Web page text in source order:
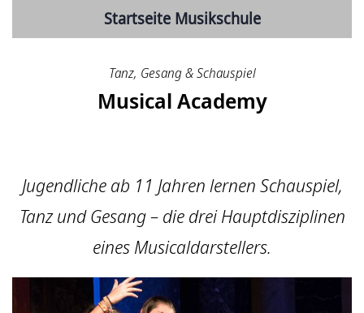
Startseite Musikschule
Tanz, Gesang & Schauspiel
Musical Academy
Jugendliche ab 11 Jahren lernen Schauspiel,
Tanz und Gesang – die drei Hauptdisziplinen
eines Musicaldarstellers.